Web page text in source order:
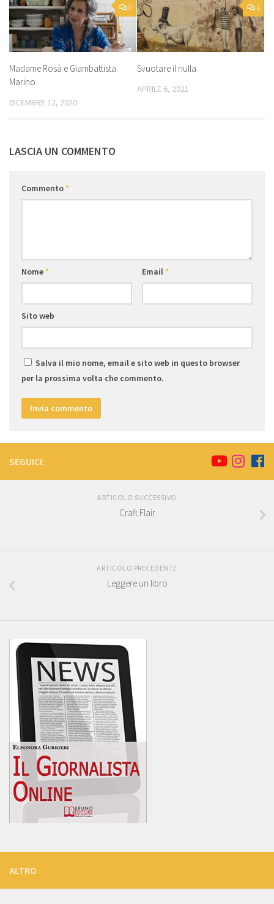
0
Madame Rosà e Giambattista
Marino
DICEMBRE 12, 2020
1
Svuotare il nulla
APRILE 6, 2021
LASCIA UN COMMENTO
Commento*
Nome* Email*
Sito web
Salva il mio nome, email e sito web in questo browser
per la prossima volta che commento.
SEGUICI:
ARTICOLO SUCCESSIVO
Craft Flair
ARTICOLO PRECEDENTE
Leggere un libro
ALTRO